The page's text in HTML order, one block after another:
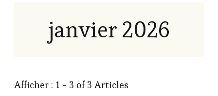
janvier 2026
Afficher : 1 - 3 of 3 Articles